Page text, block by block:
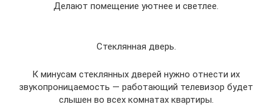
Делают помещение уютнее и светлее.
Стеклянная дверь.
К минусам стеклянных дверей нужно отнести их
звукопроницаемость — работающий телевизор будет
слышен во всех комнатах квартиры.